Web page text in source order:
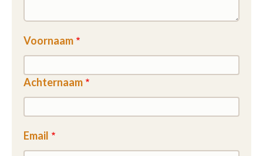
Voornaam
Achternaam
Email